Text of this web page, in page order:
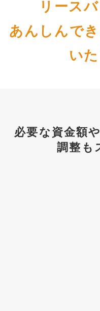
リース
あんしんで
い
必要な資金額
調整も